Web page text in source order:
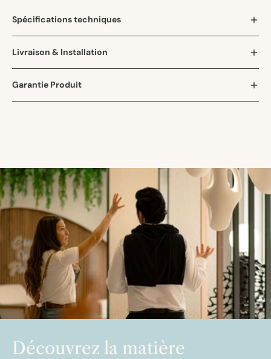
Spécifications techniques
Livraison & Installation
Garantie Produit
Découvrez la matière